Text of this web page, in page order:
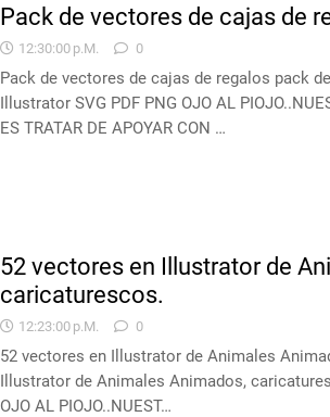
Pack de vectores de cajas de
12:30:00 P.m. 0
Pack de vectores de cajas de regalos pack
Illustrator SVG PDF PNG OJO AL
ES TRATAR DE APOYAR CON …
52 vectores en Illustrator de
caricaturescos.
12:23:00 P.m. 0
52 vectores en Illustrator de Animales
Illustrator de Animales Animados,
OJO AL PIOJO..NUEST…